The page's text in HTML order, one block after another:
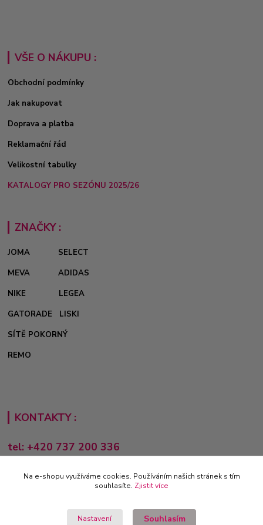
VŠE O NÁKUPU :
Obchodní podmínky
Jak nakupovat
Doprava a platba
Reklamační řád
Velikostní tabulky
KATALOGY PRO SEZÓNU 2025/26
ZNAČKY :
JOMA
SELECT
MEVA
ADIDAS
NIKE
LEGEA
GATORADE
LISKI
SÍTĚ POKORNÝ
REMO
KONTAKTY :
tel: +420 737 200 336
Pondělí-Pátek: 8 - 17 hodin
obchod@e-sporting.cz
Na e-shopu využíváme cookies. Používáním našich stránek s tím
souhlasíte. Zjistit více
Nastavení Souhlasím